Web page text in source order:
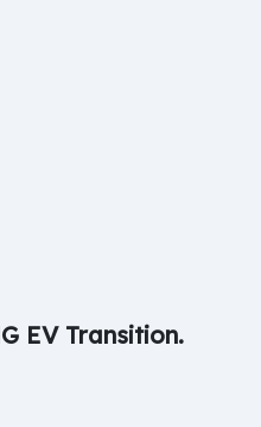
EV Transition.